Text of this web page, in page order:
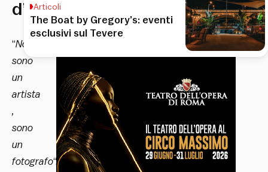
d’arte
“Non
sono
un
artista
,
sono
un
fotografo“,
Articoli
The Boat by Gregory’s: eventi
esclusivi sul Tevere